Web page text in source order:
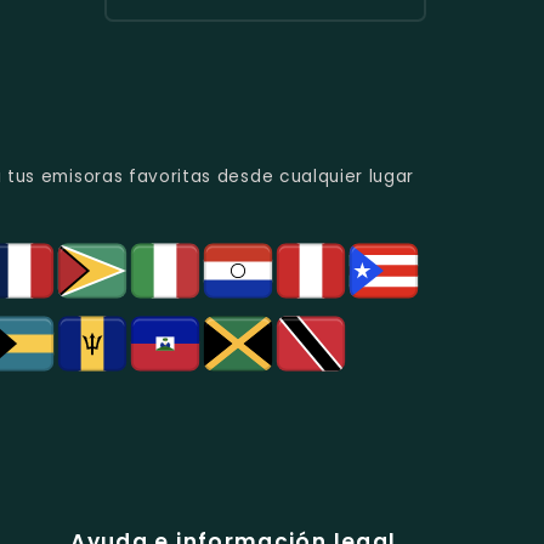
Y
Bogotá.
emisoras favoritas desde cualquier lugar